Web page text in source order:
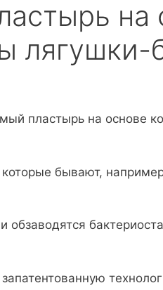
на
лягушки-
пластырь на основе
бывают,
обзаводятся